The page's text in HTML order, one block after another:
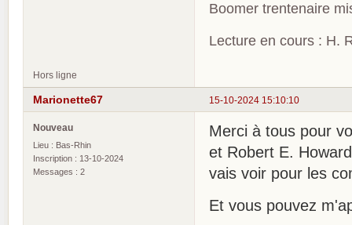
Boomer trentenaire
Lecture en cours : H.
Hors ligne
15-10-2024 15:10:10
Marionette67
Nouveau
Lieu : Bas-Rhin
Inscription : 13-10-2024
Messages : 2
Merci à tous pour
et Robert E.
vais voir pour les
Et vous pouvez